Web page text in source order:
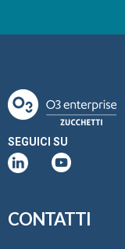
SEGUICI SU
CONTATTI